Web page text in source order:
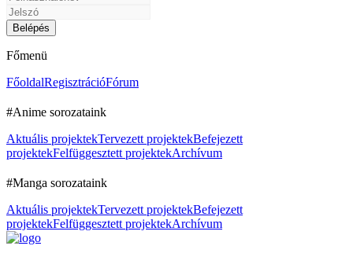
Főmenü
FőoldalRegisztrációFórum
#Anime sorozataink
Aktuális projektekTervezett projektekBefejezett
projektekFelfüggesztett projektekArchívum
#Manga sorozataink
Aktuális projektekTervezett projektekBefejezett
projektekFelfüggesztett projektekArchívum